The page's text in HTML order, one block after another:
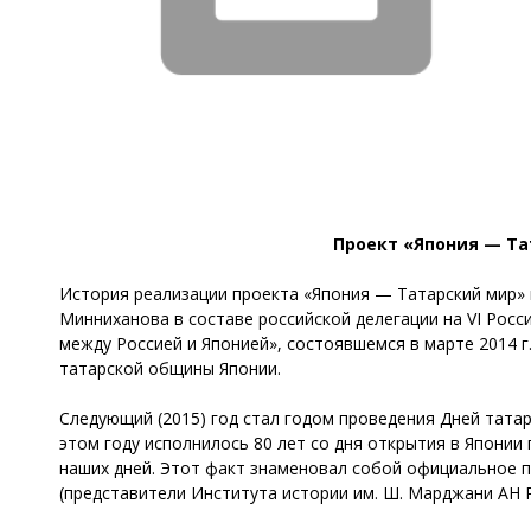
Проект «Япония —
История реализации проекта «Япония — Татарский
Минниханова в составе российской делегации на VI
между Россией и Японией», состоявшемся в марте 2014
татарской общины Японии.
Следующий (2015) год стал годом проведения Дней
этом году исполнилось 80 лет со дня открытия в
наших дней. Этот факт знаменовал собой официальное
(представители Института истории им. Ш. Марджани АН